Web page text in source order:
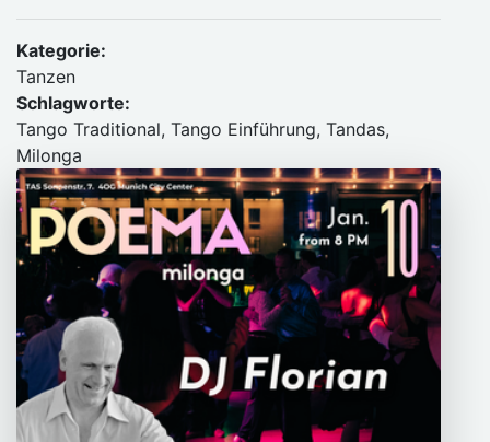
Kategorie:
Tanzen
Schlagworte:
Tango Traditional, Tango Einführung, Tandas,
Milonga